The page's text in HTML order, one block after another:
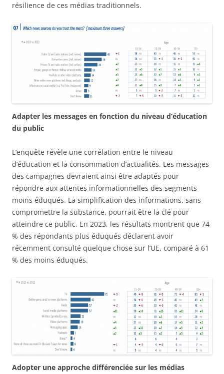
résilience de ces médias traditionnels.
Adapter les messages en fonction du niveau d’éducation
du public
L’enquête révèle une corrélation entre le niveau
d’éducation et la consommation d’actualités. Les messages
des campagnes devraient ainsi être adaptés pour
répondre aux attentes informationnelles des segments
moins éduqués. La simplification des informations, sans
compromettre la substance, pourrait être la clé pour
atteindre ce public. En 2023, les résultats montrent que 74
% des répondants plus éduqués déclarent avoir
récemment consulté quelque chose sur l’UE, comparé à 61
% des moins éduqués.
Adopter une approche différenciée sur les médias